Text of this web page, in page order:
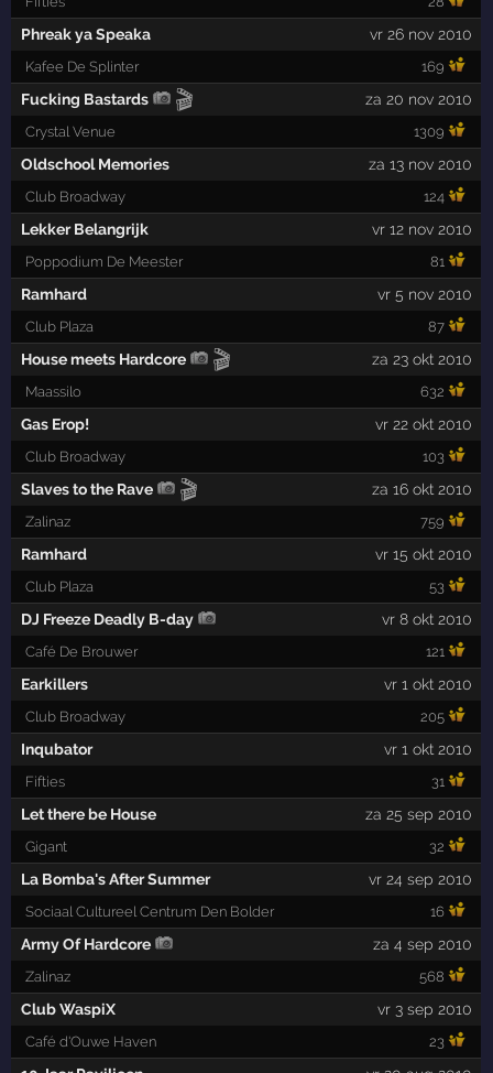
Phreak ya Speaka vr 26 nov 2010
Kafee De Splinter 169
Fucking Bastards 🎬 za 20 nov 2010
Crystal Venue 1309
Oldschool Memories za 13 nov 2010
Club Broadway 124
Lekker Belangrijk vr 12 nov 2010
Poppodium De Meester 81
Ramhard vr 5 nov 2010
Club Plaza 87
House meets Hardcore 🎬 za 23 okt 2010
Maassilo 632
Gas Erop! vr 22 okt 2010
Club Broadway 103
Slaves to the Rave 🎬 za 16 okt 2010
Zalinaz 759
Ramhard vr 15 okt 2010
Club Plaza 53
DJ Freeze Deadly B-day vr 8 okt 2010
Café De Brouwer 121
Earkillers vr 1 okt 2010
Club Broadway 205
Inqubator vr 1 okt 2010
Fifties 31
Let there be House za 25 sep 2010
Gigant 32
La Bomba's After Summer vr 24 sep 2010
Sociaal Cultureel Centrum Den Bolder 16
Army Of Hardcore za 4 sep 2010
Zalinaz 568
Club WaspiX vr 3 sep 2010
Café d'Ouwe Haven 23